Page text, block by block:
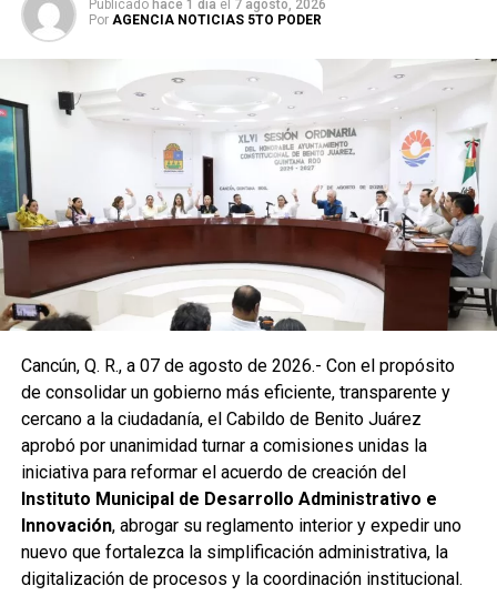
Posteriormente, en la Supermanzana 238, se atendió la
solicitud de vecinos mediante el desazolve de un pozo
pluvial localizado en el cruce de la Calle 53 con Calle 112.
Con apoyo de una máquina perforadora y una unidad
Vactor, se liberó el captador para prevenir
encharcamientos y mejorar el flujo hidráulico, lo que fue
reconocido por la comunidad como una respuesta
oportuna del gobierno municipal.
se reconstruyó la losa de bóveda y se instaló una nueva
rejilla en un pozo dañado por el tránsito de vehículos
pesados. De manera simultánea, se recuperó un espacio
público utilizado como basurero clandestino, del cual se
han retirado aproximadamente 150 toneladas de
escombros, cacharros y desechos vegetales. Se estima
que el saneamiento concluirá en dos días.
Finalmente, las Unidades Verdes de SIRESOL Cancún
Publicado hace 1 día el 7 agosto, 2026
Por AGENCIA NOTICIAS 5TO PODER
Cancún, Q. R., a 07 de agosto de 2026.- Con el propósito
de consolidar un gobierno más eficiente, transparente y
cercano a la ciudadanía, el Cabildo de Benito Juárez
aprobó por unanimidad turnar a comisiones unidas la
iniciativa para reformar el acuerdo de creación del
Instituto Municipal de Desarrollo Administrativo e
Innovación, abrogar su reglamento interior y expedir uno
nuevo que fortalezca la simplificación administrativa, la
digitalización de procesos y la coordinación institucional.